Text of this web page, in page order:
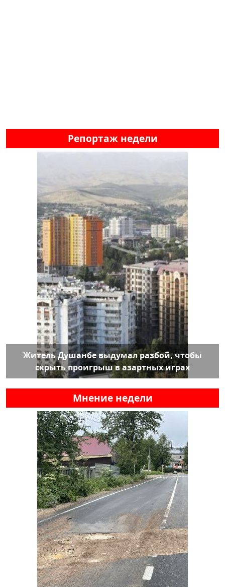
Репортаж недели
Житель Душанбе выдумал разбой, чтобы
скрыть проигрыш в азартных играх
Мнение недели